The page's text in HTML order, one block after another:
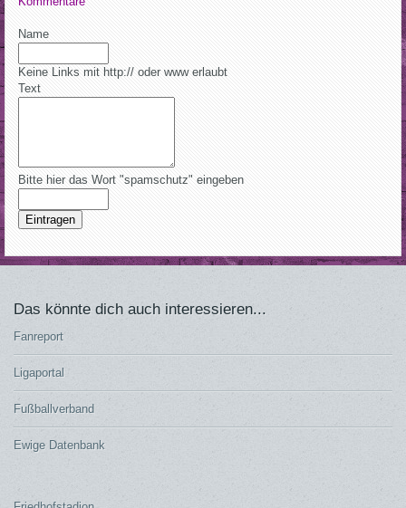
Name
Keine Links mit http:// oder www erlaubt
Text
Bitte hier das Wort "spamschutz" eingeben
Eintragen
Das könnte dich auch interessieren...
Fanreport
Ligaportal
Fußballverband
Ewige Datenbank